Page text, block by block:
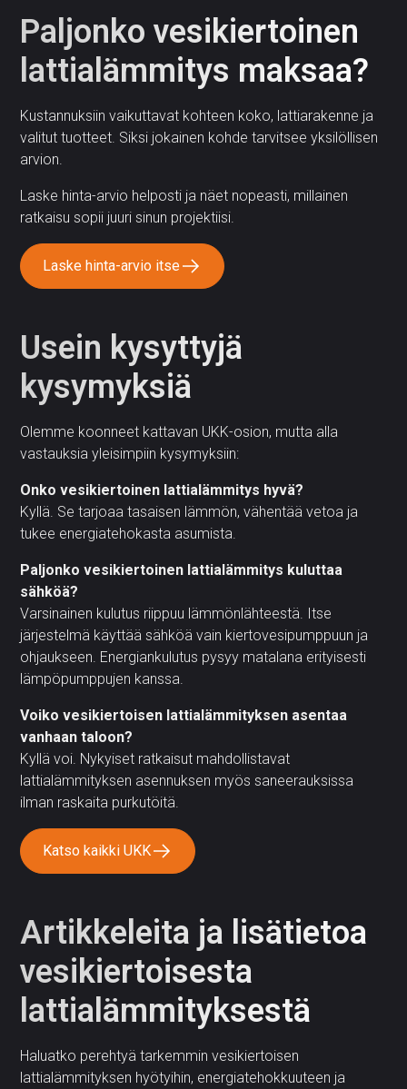
Paljonko vesikiertoinen
lattialämmitys maksaa?
Kustannuksiin vaikuttavat kohteen koko, lattiarakenne ja
valitut tuotteet. Siksi jokainen kohde tarvitsee yksilöllisen
arvion.
Laske hinta-arvio helposti ja näet nopeasti, millainen
ratkaisu sopii juuri sinun projektiisi.
Laske hinta-arvio itse
Usein kysyttyjä
kysymyksiä
Olemme koonneet kattavan UKK-osion, mutta alla
vastauksia yleisimpiin kysymyksiin:
Onko vesikiertoinen lattialämmitys hyvä?
Kyllä. Se tarjoaa tasaisen lämmön, vähentää vetoa ja
tukee energiatehokasta asumista.
Paljonko vesikiertoinen lattialämmitys kuluttaa
sähköä?
Varsinainen kulutus riippuu lämmönlähteestä. Itse
järjestelmä käyttää sähköä vain kiertovesipumppuun ja
ohjaukseen. Energiankulutus pysyy matalana erityisesti
lämpöpumppujen kanssa.
Voiko vesikiertoisen lattialämmityksen asentaa
vanhaan taloon?
Kyllä voi. Nykyiset ratkaisut mahdollistavat
lattialämmityksen asennuksen myös saneerauksissa
ilman raskaita purkutöitä.
Katso kaikki UKK
Artikkeleita ja lisätietoa
vesikiertoisesta
lattialämmityksestä
Haluatko perehtyä tarkemmin vesikiertoisen
lattialämmityksen hyötyihin, energiatehokkuuteen ja